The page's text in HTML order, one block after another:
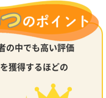
の中でも高い評価
獲得するほどの